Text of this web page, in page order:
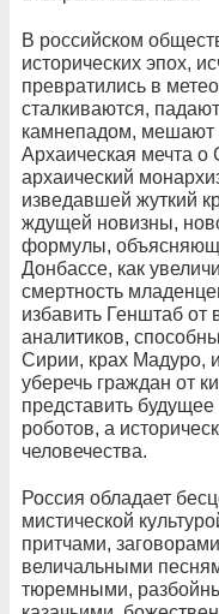
В российском
исторических эпох,
превратились в
сталкиваются,
камнепадом, мешают
Архаическая мечта
архаический
изведавшей жуткий
ждущей новизны,
формулы,
Донбассе, как
смертность
избавить Генштаб от
аналитиков,
Сирии, крах Мадуро,
уберечь граждан от
представить
роботов, а
человечества.
Россия обладает
мистической
притчами,
величальными
тюремными,